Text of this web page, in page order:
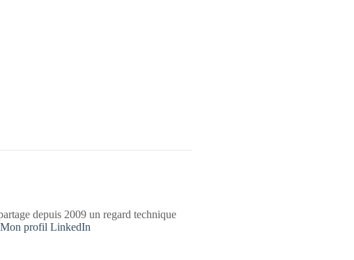
depuis 2009 un regard technique
Mon profil LinkedIn